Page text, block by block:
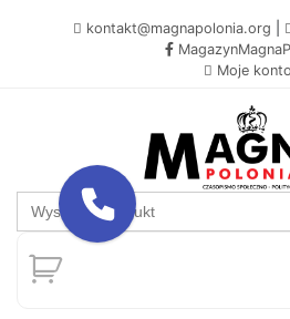
kontakt@magnapolonia.org
Moje konto
Search
for: